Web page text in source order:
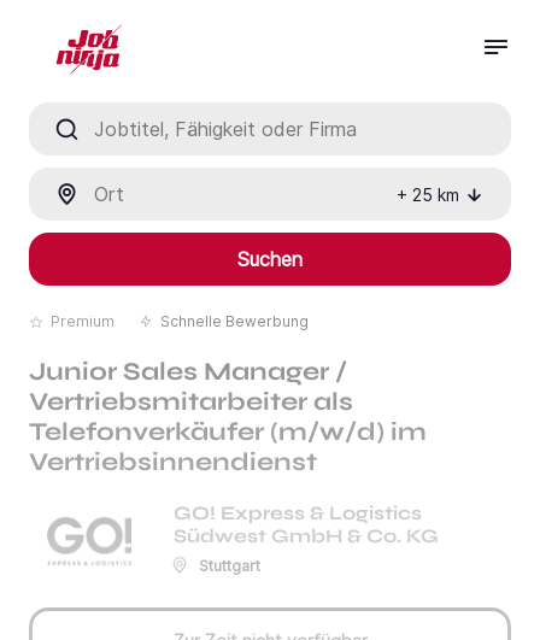
+ 25 km
Suchen
Premium Schnelle Bewerbung
Junior Sales Manager /
Vertriebsmitarbeiter als
Telefonverkäufer (m/w/d) im
Vertriebsinnendienst
GO! Express & Logistics
Südwest GmbH & Co. KG
Stuttgart